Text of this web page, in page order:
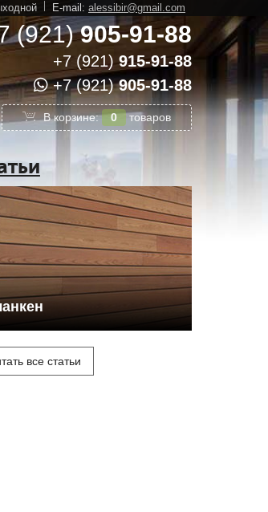
E-mail: alessibir@gmail.com
(921)905-91-88
+7 (921)915-91-88
+7 (921)905-91-88
В корзине: 0 товаров
все статьи